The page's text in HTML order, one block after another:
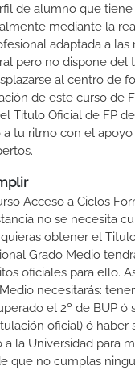
de alumno que tiene
mediante la
adaptada a las
pero no dispone del
al centro de
de este curso de
Titulo Oficial de FP
a tu ritmo con el
Acceso a Ciclos
no se necesita
obtener el
Grado Medio
oficiales para ello.
necesitarás:
el 2º de BUP ó
oficial) ó haber
a la Universidad para
que no cumplas